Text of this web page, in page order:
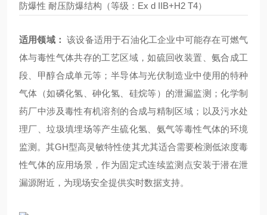
防爆性 耐压防爆结构（等级：Ex d IIB+H2 T4）
适用领域： 该设备适用于石油化工企业中可能存在可燃气
体与毒性气体共存的工艺区域，如硫回收装置、氨合成工
段、甲醇合成单元等；半导体与光伏制造业中使用的特种
气体（如磷化氢、砷化氢、硅烷等）的泄漏监测；化学制
药厂中涉及毒性有机溶剂的合成与精制区域；以及污水处
理厂、垃圾填埋场等产生硫化氢、氨气等毒性气体的环境
监测。其GH型高灵敏特性使其尤其适合需要检测低浓度毒
性气体的应用场景，作为固定式连续监测点安装于潜在泄
漏源附近，为现场安全提供实时数据支持。